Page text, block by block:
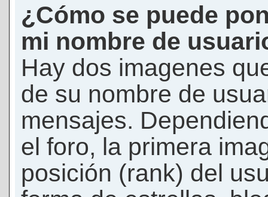
¿Cómo se puede
mi nombre de
Hay dos imagenes
de su nombre de
mensajes.
el foro, la primera
posición (rank) del